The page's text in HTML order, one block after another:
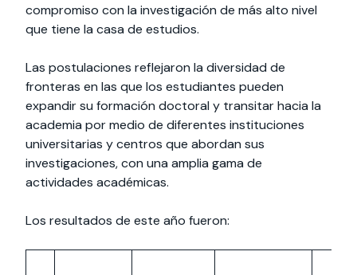
compromiso con la investigación de más alto nivel
que tiene la casa de estudios.
Las postulaciones reflejaron la diversidad de
fronteras en las que los estudiantes pueden
expandir su formación doctoral y transitar hacia la
academia por medio de diferentes instituciones
universitarias y centros que abordan sus
investigaciones, con una amplia gama de
actividades académicas.
Los resultados de este año fueron: